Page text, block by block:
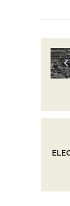
L’AIR
LA